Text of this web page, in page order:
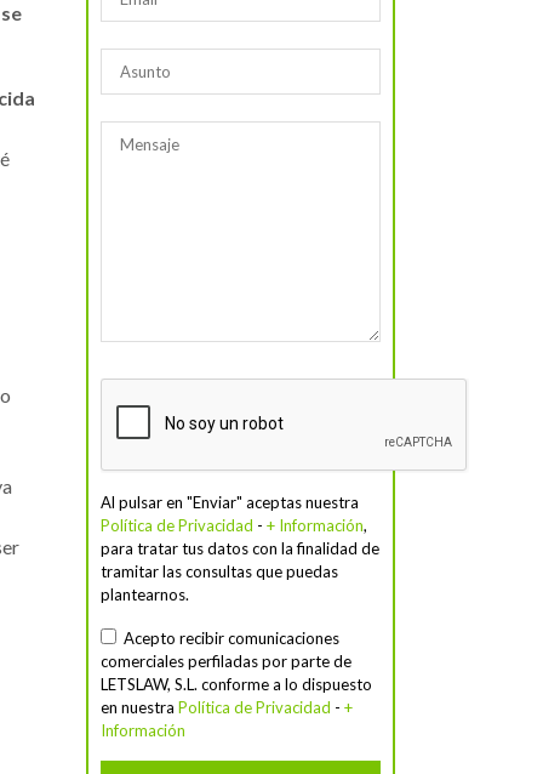
Al pulsar en "Enviar" aceptas nuestra
Política de Privacidad - + Información,
para tratar tus datos con la finalidad de
tramitar las consultas que puedas
plantearnos.
Acepto recibir comunicaciones
comerciales perfiladas por parte de
LETSLAW, S.L. conforme a lo dispuesto
en nuestra Política de Privacidad - +
Información